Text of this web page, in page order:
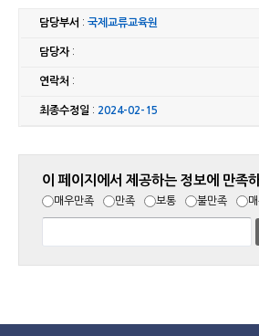
담당부서 :국제교류교육원
담당자:
연락처 :
최종수정일 : 2024-02-15
이 페이지에서 제공하는 정보에 만족
매우만족 만족 보통 불만족